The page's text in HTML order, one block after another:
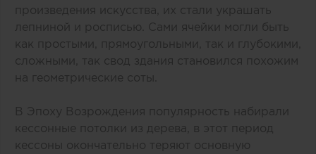
произведения искусства, их стали украшать
лепниной и росписью. Сами ячейки могли быть
как простыми, прямоугольными, так и глубокими,
сложными, так свод здания становился похожим
на геометрические соты.
В Эпоху Возрождения популярность набирали
кессонные потолки из дерева, в этот период
кессоны окончательно теряют основную